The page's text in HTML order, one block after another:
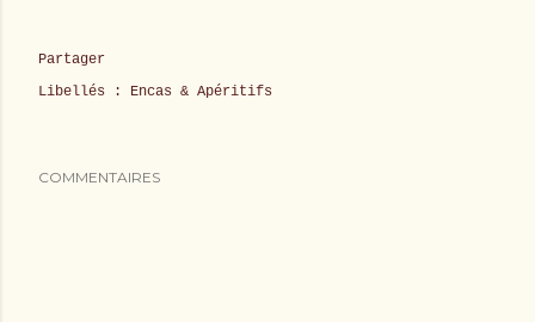
Partager
Libellés :
Encas & Apéritifs
COMMENTAIRES